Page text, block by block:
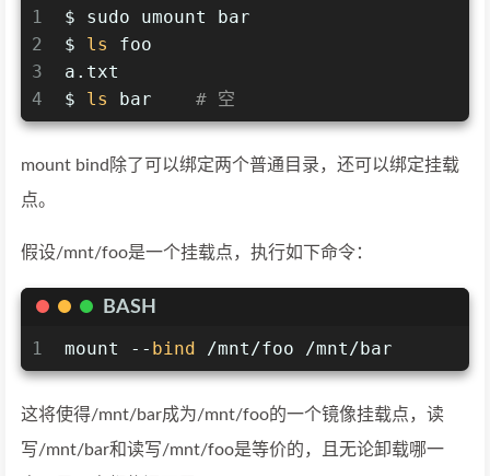
1
2
3
4
$ sudo umount bar
$ ls
foo
a.txt
$ ls bar # 空
mount bind除了可以绑定两个普通目录，还可以绑定挂载
点。
假设/mnt/foo是一个挂载点，执行如下命令：
BASH
1
mount -- bind /mnt/foo /mnt/bar
这将使得/mnt/bar成为/mnt/foo的一个镜像挂载点，读
写/mnt/bar和读写/mnt/foo是等价的，且无论卸载哪一